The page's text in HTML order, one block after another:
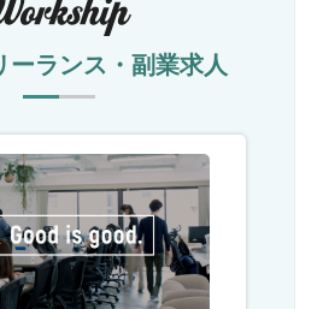
ーランス・副業求人